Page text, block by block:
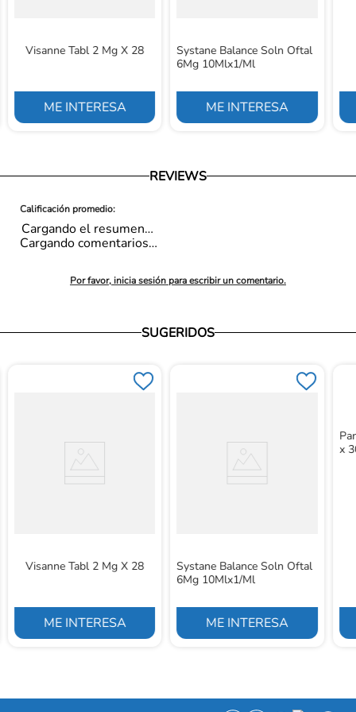
Visanne Tabl 2 Mg X 28
ME INTERESA
Systane Balance Soln Oftal
6Mg 10Mlx1/Ml
ME INTERESA
REVIEWS
Cargando el resumen…
Por favor, inicia sesión para escribir un comentario.
Cargando comentarios…
SUGERIDOS
Visanne Tabl 2 Mg X 28
ME INTERESA
Systane Balance Soln Oftal
6Mg 10Mlx1/Ml
ME INTERESA
x